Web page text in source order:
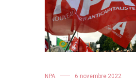
NPA 6 novembre 2022